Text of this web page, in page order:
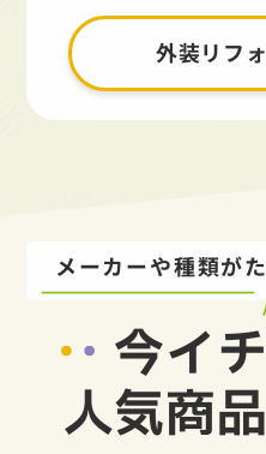
外装リフ
メーカーや種類が
今イ
人気商